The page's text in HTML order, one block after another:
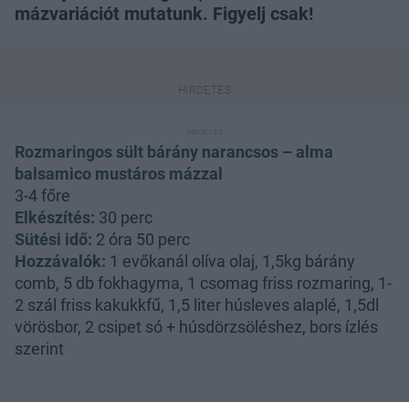
mázvariációt mutatunk. Figyelj csak!
Rozmaringos sült bárány narancsos – alma
balsamico mustáros mázzal
3-4 főre
Elkészítés: 30 perc
Sütési idő: 2 óra 50 perc
Hozzávalók: 1 evőkanál olíva olaj, 1,5kg bárány
comb, 5 db fokhagyma, 1 csomag friss rozmaring, 1-
2 szál friss kakukkfű, 1,5 liter húsleves alaplé, 1,5dl
vörösbor, 2 csipet só + húsdörzsöléshez, bors ízlés
szerint